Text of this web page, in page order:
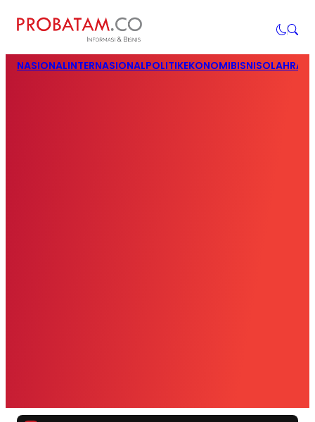
NASIONALINTERNASIONALPOLITIKEKONOMIBISNIS